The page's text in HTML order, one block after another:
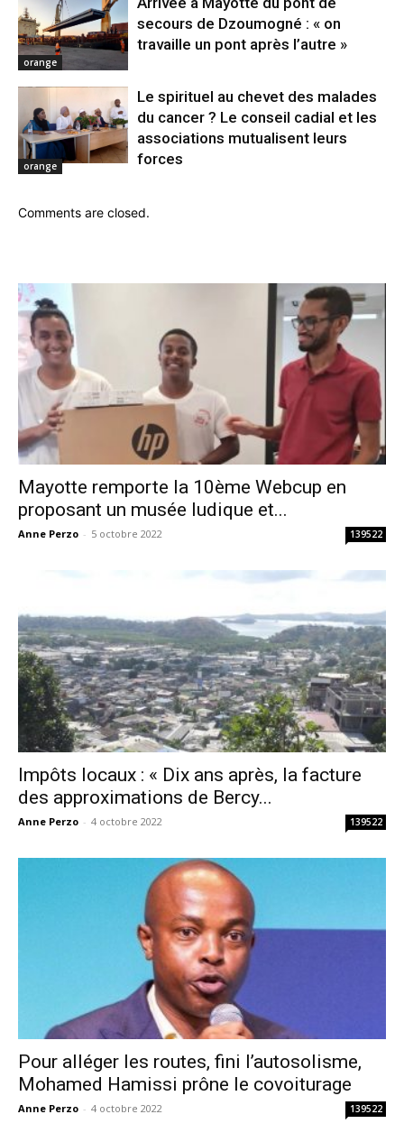
orange
secours de Dzoumogné : « on
travaille un pont après l’autre »
orange
Le spirituel au chevet des malades
du cancer ? Le conseil cadial et les
associations mutualisent leurs
forces
Comments are closed.
Mayotte remporte la 10ème Webcup en
proposant un musée ludique et...
Anne Perzo - 5 octobre 2022 139522
Impôts locaux : « Dix ans après, la facture
des approximations de Bercy...
Anne Perzo - 4 octobre 2022 139522
Pour alléger les routes, fini l’autosolisme,
Mohamed Hamissi prône le covoiturage
Anne Perzo - 4 octobre 2022 139522